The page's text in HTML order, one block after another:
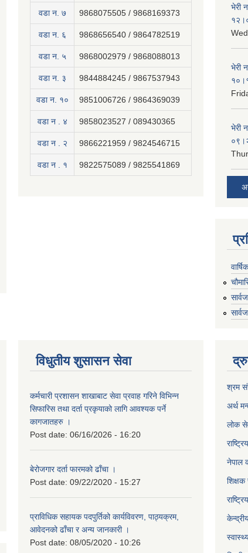
वडा न. ७ 9868075505 / 9868169373
वडा न. ६ 9868656540 / 9864782519
वडा न. ५ 9868002979 / 9868088013
वडा न. ३ 9844884245 / 9867537943
वडा न. १० 9851006726 / 9864369039
वडा न . ४ 9858023527 / 089430365
वडा न . २ 9866221959 / 9824546715
वडा न . १ 9822575089 / 9825541869
भेरी
भेरी
भेरी
विधुतीय शुसासन सेवा
कर्मचारी प्रशासन शाखाबाट सेवा प्रवाह गरिने विभिन्न
सिफारिस तथा दर्ता प्रकृयाको लागि आवश्यक पर्ने
कागजातहरु ।
Post date: 06/16/2026 - 16:20
बेरोजगार दर्ता फारमको ढाँचा ।
Post date: 09/22/2020 - 15:27
प्राविधिक सहायक पदपुर्तिको कार्यविवरण, पाठ्यक्रम,
आवेदनको ढाँचा र अन्य जानकारी ।
Post date: 08/05/2020 - 10:26
श्रम
अर्थ
लोक
नेपाल